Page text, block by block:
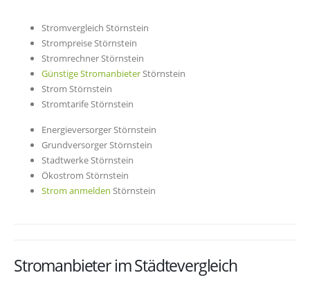
Stromvergleich Störnstein
Strompreise Störnstein
Stromrechner Störnstein
Günstige StromanbieterStörnstein
Strom Störnstein
Stromtarife Störnstein
Energieversorger Störnstein
Grundversorger Störnstein
Stadtwerke Störnstein
Ökostrom Störnstein
Strom anmelden Störnstein
Stromanbieter im Städtevergleich